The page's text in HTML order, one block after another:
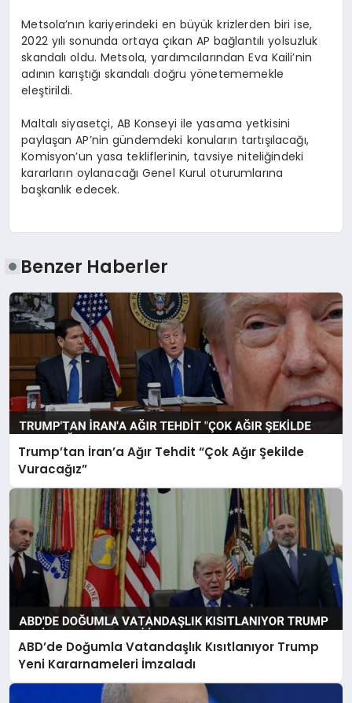
Metsola’nın kariyerindeki en büyük krizlerden biri ise,
2022 yılı sonunda ortaya çıkan AP bağlantılı yolsuzluk
skandalı oldu. Metsola, yardımcılarından Eva Kaili’nin
adının karıştığı skandalı doğru yönetememekle
eleştirildi.
Maltalı siyasetçi, AB Konseyi ile yasama yetkisini
paylaşan AP’nin gündemdeki konuların tartışılacağı,
Komisyon’un yasa tekliflerinin, tavsiye niteliğindeki
kararların oylanacağı Genel Kurul oturumlarına
başkanlık edecek.
Benzer Haberler
Trump’tan İran’a Ağır Tehdit “Çok Ağır Şekilde
Vuracağız”
ABD’de Doğumla Vatandaşlık Kısıtlanıyor Trump
Yeni Kararnameleri İmzaladı